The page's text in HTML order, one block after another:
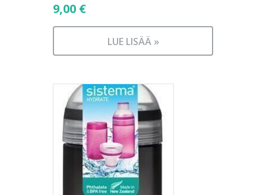
9,00 €
LUE LISÄÄ »